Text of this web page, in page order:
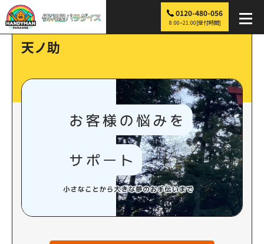
0120-480-056
8:00~21:00[受付時間]
便利屋パラダイス > 探す
天ノ助